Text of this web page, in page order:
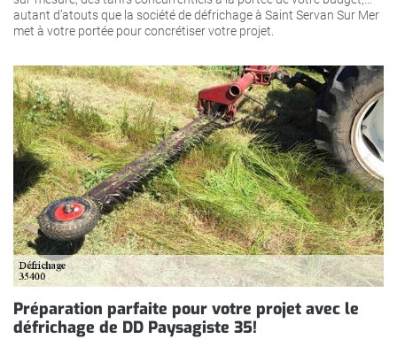
autant d’atouts que la société de défrichage à Saint Servan Sur Mer
met à votre portée pour concrétiser votre projet.
Préparation parfaite pour votre projet avec le
défrichage de DD Paysagiste 35!